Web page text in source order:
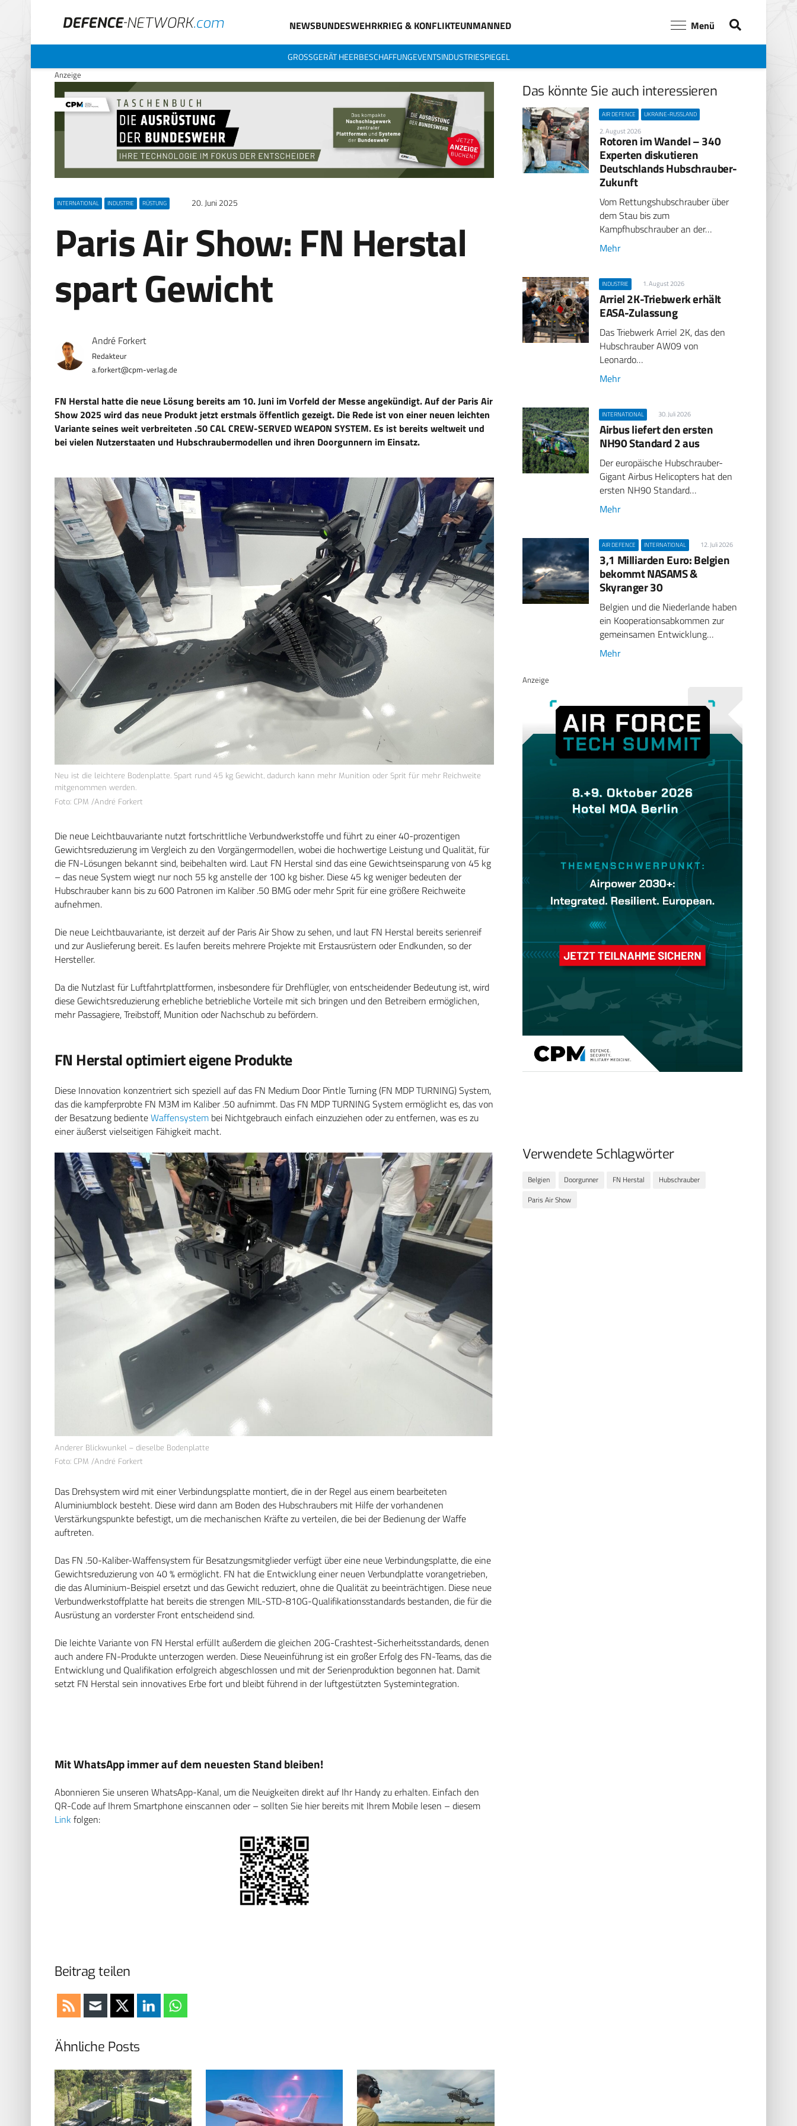
NEWSBUNDESWEHRKRIEG & KONFLIKTEUNMANNED Menü
GROSSGERÄT HEERBESCHAFFUNGEVENTSINDUSTRIESPIEGEL
Anzeige
INTERNATIONAL INDUSTRIE RÜSTUNG 20. Juni 2025
Paris Air Show: FN Herstal
spart Gewicht
André Forkert
Redakteur
a.forkert@cpm-verlag.de
FN Herstal hatte die neue Lösung bereits am 10. Juni im Vorfeld der Messe angekündigt. Auf der Paris Air
Show 2025 wird das neue Produkt jetzt erstmals öffentlich gezeigt. Die Rede ist von einer neuen leichten
Variante seines weit verbreiteten .50 CAL CREW-SERVED WEAPON SYSTEM. Es ist bereits weltweit und
bei vielen Nutzerstaaten und Hubschraubermodellen und ihren Doorgunnern im Einsatz.
Neu ist die leichtere Bodenplatte. Spart rund 45 kg Gewicht, dadurch kann mehr Munition oder Sprit für mehr Reichweite
mitgenommen werden.
Foto: CPM /André Forkert
Die neue Leichtbauvariante nutzt fortschrittliche Verbundwerkstoffe und führt zu einer 40-prozentigen
Gewichtsreduzierung im Vergleich zu den Vorgängermodellen, wobei die hochwertige Leistung und Qualität, für
die FN-Lösungen bekannt sind, beibehalten wird. Laut FN Herstal sind das eine Gewichtseinsparung von 45 kg
– das neue System wiegt nur noch 55 kg anstelle der 100 kg bisher. Diese 45 kg weniger bedeuten der
Hubschrauber kann bis zu 600 Patronen im Kaliber .50 BMG oder mehr Sprit für eine größere Reichweite
aufnehmen.
Die neue Leichtbauvariante, ist derzeit auf der Paris Air Show zu sehen, und laut FN Herstal bereits serienreif
und zur Auslieferung bereit. Es laufen bereits mehrere Projekte mit Erstausrüstern oder Endkunden, so der
Hersteller.
Da die Nutzlast für Luftfahrtplattformen, insbesondere für Drehflügler, von entscheidender Bedeutung ist, wird
diese Gewichtsreduzierung erhebliche betriebliche Vorteile mit sich bringen und den Betreibern ermöglichen,
mehr Passagiere, Treibstoff, Munition oder Nachschub zu befördern.
FN Herstal optimiert eigene Produkte
Diese Innovation konzentriert sich speziell auf das FN Medium Door Pintle Turning (FN MDP TURNING) System,
das die kampferprobte FN M3M im Kaliber .50 aufnimmt. Das FN MDP TURNING System ermöglicht es, das von
der Besatzung bedienteWaffensystem bei Nichtgebrauch einfach einzuziehen oder zu entfernen, was es zu
einer äußerst vielseitigen Fähigkeit macht.
Anderer Blickwunkel – dieselbe Bodenplatte
Foto: CPM /André Forkert
Das Drehsystem wird mit einer Verbindungsplatte montiert, die in der Regel aus einem bearbeiteten
Aluminiumblock besteht. Diese wird dann am Boden des Hubschraubers mit Hilfe der vorhandenen
Verstärkungspunkte befestigt, um die mechanischen Kräfte zu verteilen, die bei der Bedienung der Waffe
auftreten.
Das FN .50-Kaliber-Waffensystem für Besatzungsmitglieder verfügt über eine neue Verbindungsplatte, die eine
Gewichtsreduzierung von 40 % ermöglicht. FN hat die Entwicklung einer neuen Verbundplatte vorangetrieben,
die das Aluminium-Beispiel ersetzt und das Gewicht reduziert, ohne die Qualität zu beeinträchtigen. Diese neue
Verbundwerkstoffplatte hat bereits die strengen MIL-STD-810G-Qualifikationsstandards bestanden, die für die
Ausrüstung an vorderster Front entscheidend sind.
Die leichte Variante von FN Herstal erfüllt außerdem die gleichen 20G-Crashtest-Sicherheitsstandards, denen
auch andere FN-Produkte unterzogen werden. Diese Neueinführung ist ein großer Erfolg des FN-Teams, das die
Entwicklung und Qualifikation erfolgreich abgeschlossen und mit der Serienproduktion begonnen hat. Damit
setzt FN Herstal sein innovatives Erbe fort und bleibt führend in der luftgestützten Systemintegration.
Mit WhatsApp immer auf dem neuesten Stand bleiben!
Abonnieren Sie unseren WhatsApp-Kanal, um die Neuigkeiten direkt auf Ihr Handy zu erhalten. Einfach den
QR-Code auf Ihrem Smartphone einscannen oder – sollten Sie hier bereits mit Ihrem Mobile lesen – diesem
Link folgen:
Beitrag teilen
Das könnte Sie auch interessieren
AIR DEFENCE UKRAINE-RUSSLAND
2. August 2026
Rotoren im Wandel – 340
Experten diskutieren
Deutschlands Hubschrauber-
Zukunft
Vom Rettungshubschrauber über
dem Stau bis zum
Kampfhubschrauber an der…
Mehr
INDUSTRIE 1. August 2026
Arriel 2K-Triebwerk erhält
EASA-Zulassung
Das Triebwerk Arriel 2K, das den
Hubschrauber AW09 von
Leonardo…
Mehr
INTERNATIONAL 30. Juli 2026
Airbus liefert den ersten
NH90 Standard 2 aus
Der europäische Hubschrauber-
Gigant Airbus Helicopters hat den
ersten NH90 Standard…
Mehr
AIR DEFENCE INTERNATIONAL 12. Juli 2026
3,1 Milliarden Euro: Belgien
bekommt NASAMS &
Skyranger 30
Belgien und die Niederlande haben
ein Kooperationsabkommen zur
gemeinsamen Entwicklung…
Mehr
Anzeige
Verwendete Schlagwörter
Belgien Doorgunner FN Herstal
Hubschrauber
Paris Air Show
Ähnliche Posts